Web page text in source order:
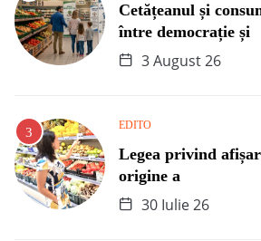
Cetățeanul și
între democrație și
3 August 26
EDITO
Legea privind
origine a
30 Iulie 26